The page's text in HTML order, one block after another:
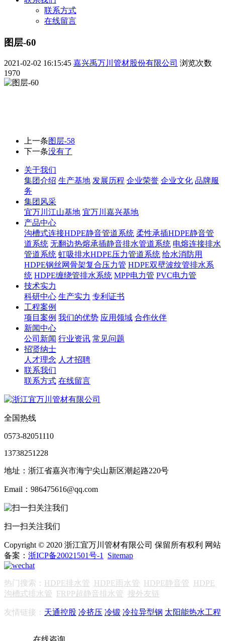
联系方式
在线留言
图层-60
2021-02-02 16:15:45 嘉兴禹万川管材股份有限公司 浏览次数
1970
上一条图层-58
下一条没有了
关于我们
集团介绍 生产基地 发展历程 企业荣誉 企业文化 品牌服
务
集团风采
宜万川江山基地 宜万川嘉兴基地
产品中心
沟槽式连接HDPE静音管道系统 柔性承插HDPE静音管
道系统 无翻边热熔承插静音排水管道系统 电熔连接排水
管道系统 虹吸排水HDPE压力管道系统 给水消防用
HDPE钢丝网骨架复合压力管 HDPE双壁波纹管排水系
统 HDPE缠绕管排水系统 MPP电力管 PVC电力管
技术实力
科研中心 生产实力 专利证书
工程案例
项目案例 我们的优势 应用领域 合作伙伴
新闻中心
公司新闻 行业资讯 常见问题
招贤纳士
人才理念 人才招聘
联系我们
联系方式 在线留言
全国热线
0573-82051110
13738251228
地址：浙江省嘉兴市海宁尖山新区潮起路220号
Email：986475616@qq.com
扫一扫关注我们
Copyright © 2020 浙江宜万川管材有限公司 保留所有权利 网站
备案： 浙ICP备20021501号-1 Sitemap
热门搜索： HDPE排水管 HDPE雨水管 HDPE静音管 HDPE
沟槽式排水管 FRPP超静音排水管 搜外友链
友情链接： 天通控股 冷挤压 冷锻 冷拉异型钢 太阳能热水工程